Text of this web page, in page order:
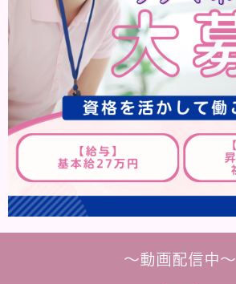
～動画配信中～